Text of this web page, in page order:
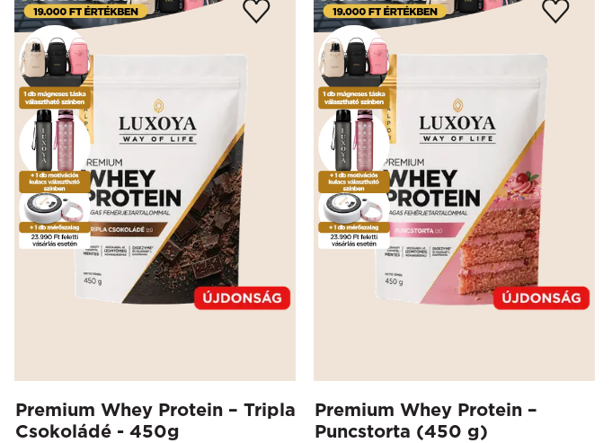
Premium Whey Protein – Tripla
Csokoládé - 450g
Premium Whey Protein –
Puncstorta (450 g)